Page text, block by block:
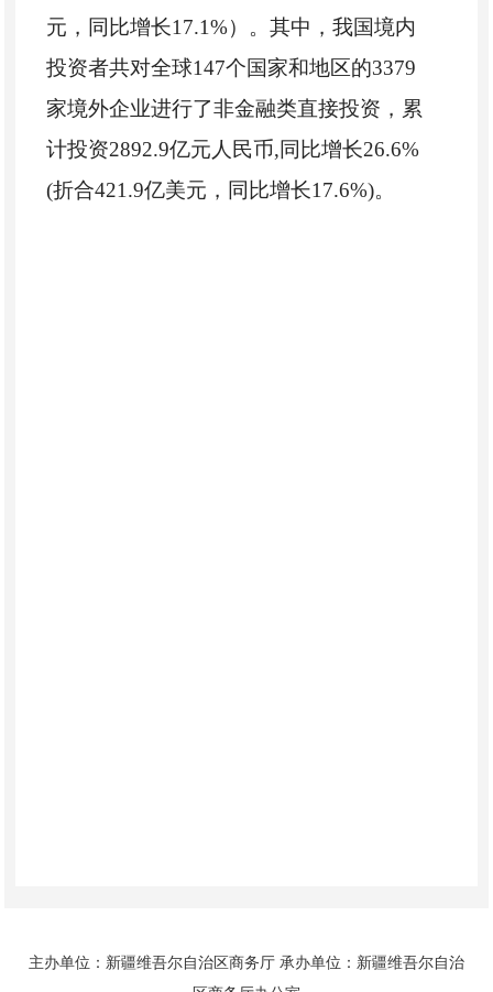
元，同比增长17.1%）。其中，我国境内
投资者共对全球147个国家和地区的3379
家境外企业进行了非金融类直接投资，累
计投资2892.9亿元人民币,同比增长26.6%
(折合421.9亿美元，同比增长17.6%)。
主办单位：新疆维吾尔自治区商务厅 承办单位：新疆维吾尔自治